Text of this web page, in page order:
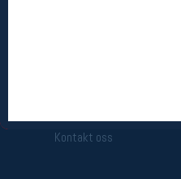
Om oss
Kontakt oss